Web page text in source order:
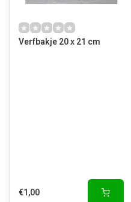
Verfbakje 20 x 21 cm
€1,00